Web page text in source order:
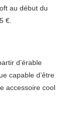
au début du
€.
d’érable
capable d’être
accessoire cool